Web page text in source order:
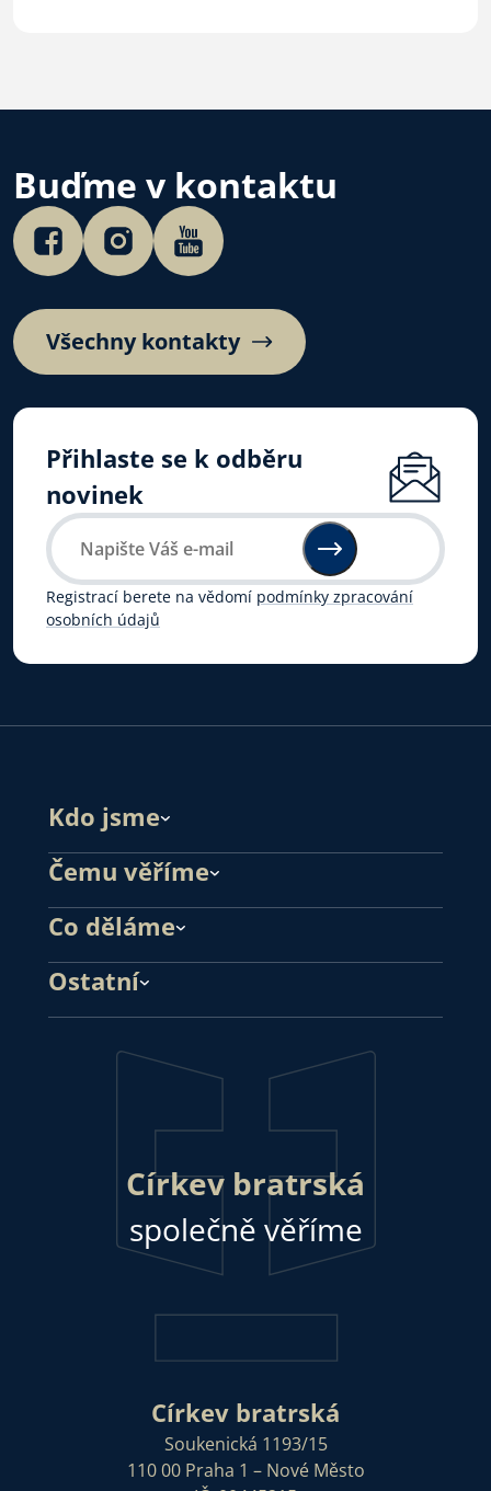
Buďme v kontaktu
Všechny kontakty
Přihlaste se k odběru
novinek
Registrací berete na vědomí podmínky zpracování
osobních údajů
Kdo jsme
Čemu věříme
Co děláme
Ostatní
Církev bratrská
společně věříme
Církev bratrská
Soukenická 1193/15
110 00 Praha 1 – Nové Město